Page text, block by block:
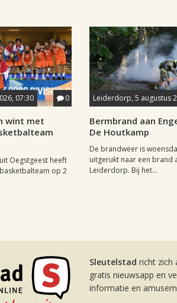
07:30 0
wint met
Oegstgeest heeft
op 2
Leiderdorp, 5 augustus
Bermbrand aan
De Houtkamp
De brandweer is
uitgerukt naar een brand
Leiderdorp. Bij het...
Sleutelstad richt zich
gratis nieuwsapp en
informatie en